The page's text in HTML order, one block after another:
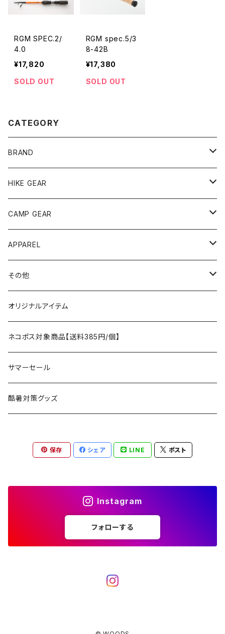
RGM SPEC.2/
4.0
¥17,820
SOLD OUT
RGM spec.5/3
8-42B
¥17,380
SOLD OUT
CATEGORY
BRAND
andwander
ANOBA
AO COOLERS
asobito
AS2OV
AXESQUIN
Ballistics
BEDROCK SANDALS
BROOKLYN WORKS
HIKE GEAR
テント、シェルター
バックパック
ポーチ／サコッシュ
ストレージ
パッキングアクセサリー
スリーピングギア
クッキングギア
カトラリー
ヘッドライト／ランタン
アクセサリー
CAMP GEAR
テント、タープ
テント、シェルター
タープ
スリーピングギア
寝袋
マット
アクセサリー
テーブル、チェア
テーブル
チェア
ランタン、ライト
燃料ランタン
LEDライト
焚火台／薪ストーブ
焚火台
七輪、グリル
暖房器具
ガスストーブ
湯たんぽ
斧、鉈
クッキングギア
バーナー／ストーブ
カトラリー
コンテナ、ギアケース
APPAREL
トップス
ボトムス
アンダーウェア
ハンドウェア
ヘッドギア
フットウェア
アクセサリー
その他
遊び
フィッシング
ラジコン
ケア用品
雑貨
アウトレット
オリジナルアイテム
ネコポス対象商品【送料385円/個】
サマーセール
酷暑対策グッズ
保存 シェア LINE ポスト
Instagram
フォローする